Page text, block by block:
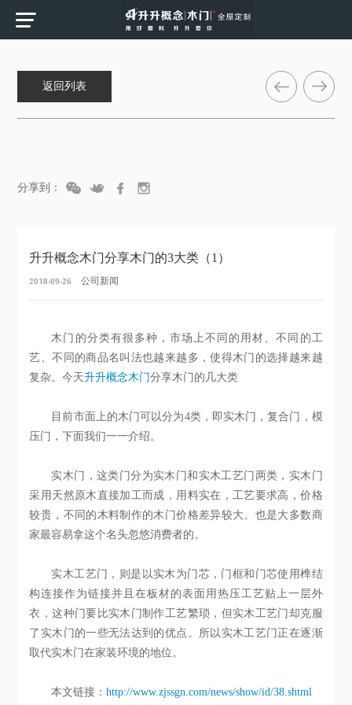
返回列表
分享到：
升升概念木门分享木门的3大类（1）
2018-09-26 公司新闻
木门的分类有很多种，市场上不同的用材、不同的工
艺、不同的商品名叫法也越来越多，使得木门的选择越来越
复杂。今天升升概念木门分享木门的几大类
目前市面上的木门可以分为4类，即实木门，复合门，模
压门，下面我们一一介绍。
实木门，这类门分为实木门和实木工艺门两类，实木门
采用天然原木直接加工而成，用料实在，工艺要求高，价格
较贵，不同的木料制作的木门价格差异较大。也是大多数商
家最容易拿这个名头忽悠消费者的。
实木工艺门，则是以实木为门芯，门框和门芯使用榫结
构连接作为链接并且在板材的表面用热压工艺贴上一层外
衣，这种门要比实木门制作工艺繁琐，但实木工艺门却克服
了实木门的一些无法达到的优点。所以实木工艺门正在逐渐
取代实木门在家装环境的地位。
本文链接：http://www.zjssgn.com/news/show/id/38.shtml